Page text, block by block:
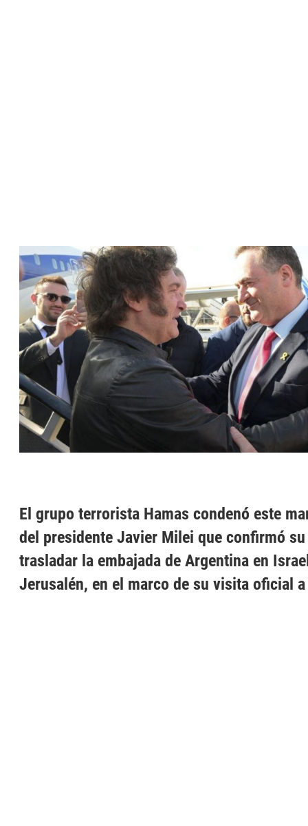
El grupo terrorista Hamas condenó este
del presidente Javier Milei que confirmó
trasladar la embajada de Argentina en
Jerusalén, en el marco de su visita oficial